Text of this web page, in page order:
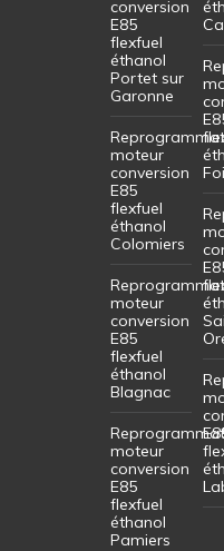
conversion
E85
flexfuel
éthanol
Portet sur
Garonne
moteur
conversion
E85
flexfuel
éthanol
Colomiers
moteur
conversion
E85
flexfuel
éthanol
Blagnac
moteur
conversion
E85
flexfuel
éthanol
Pamiers